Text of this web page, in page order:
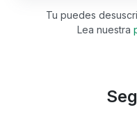
Tu puedes
Lea nuestra